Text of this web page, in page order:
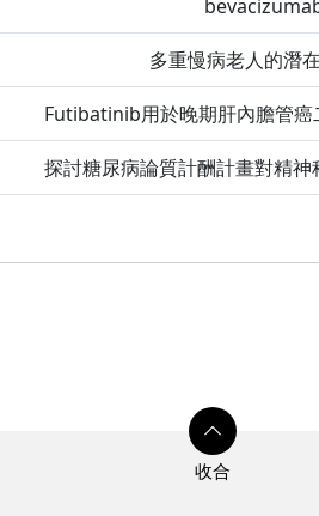
多重慢病老人的潛
Futibatinib用於晚期肝內膽管癌
探討糖尿病論質計酬計畫對精